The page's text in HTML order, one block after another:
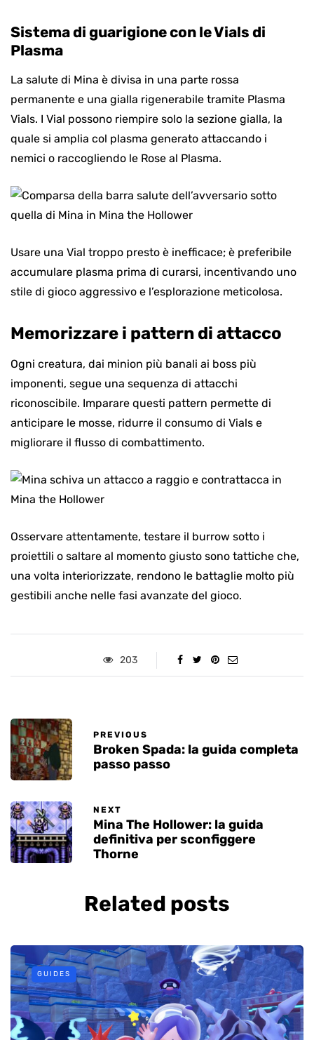
Sistema di guarigione con le Vials di
Plasma
La salute di Mina è divisa in una parte rossa
permanente e una gialla rigenerabile tramite Plasma
Vials. I Vial possono riempire solo la sezione gialla, la
quale si amplia col plasma generato attaccando i
nemici o raccogliendo le Rose al Plasma.
Usare una Vial troppo presto è inefficace; è preferibile
accumulare plasma prima di curarsi, incentivando uno
stile di gioco aggressivo e l’esplorazione meticolosa.
Memorizzare i pattern di attacco
Ogni creatura, dai minion più banali ai boss più
imponenti, segue una sequenza di attacchi
riconoscibile. Imparare questi pattern permette di
anticipare le mosse, ridurre il consumo di Vials e
migliorare il flusso di combattimento.
Osservare attentamente, testare il burrow sotto i
proiettili o saltare al momento giusto sono tattiche che,
una volta interiorizzate, rendono le battaglie molto più
gestibili anche nelle fasi avanzate del gioco.
203
PREVIOUS
Broken Spada: la guida completa
passo passo
NEXT
Mina The Hollower: la guida
definitiva per sconfiggere
Thorne
Related posts
GUIDES